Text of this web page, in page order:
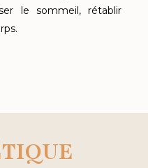
le sommeil, rétablir